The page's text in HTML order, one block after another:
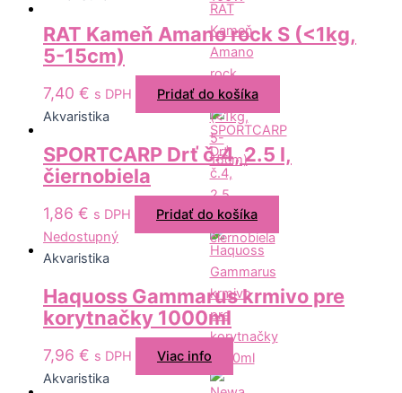
RAT Kameň Amano rock S (<1kg,
5-15cm)
7,40 € s DPH
Pridať do košíka
Akvaristika
SPORTCARP Drť č.4, 2.5 l,
čiernobiela
1,86 € s DPH
Pridať do košíka
Nedostupný
Akvaristika
Haquoss Gammarus krmivo pre
korytnačky 1000ml
7,96 € s DPH
Viac info
Akvaristika